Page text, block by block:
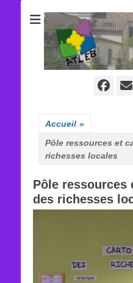
Accueil »
Pôle ressources et
richesses locales
Pôle ressources
des richesses